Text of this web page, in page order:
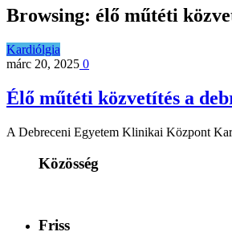
Browsing: élő műtéti
Kardiólgia
márc 20, 2025 0
Élő műtéti közvetítés a
A Debreceni Egyetem Klinikai Központ
Közösség
Friss